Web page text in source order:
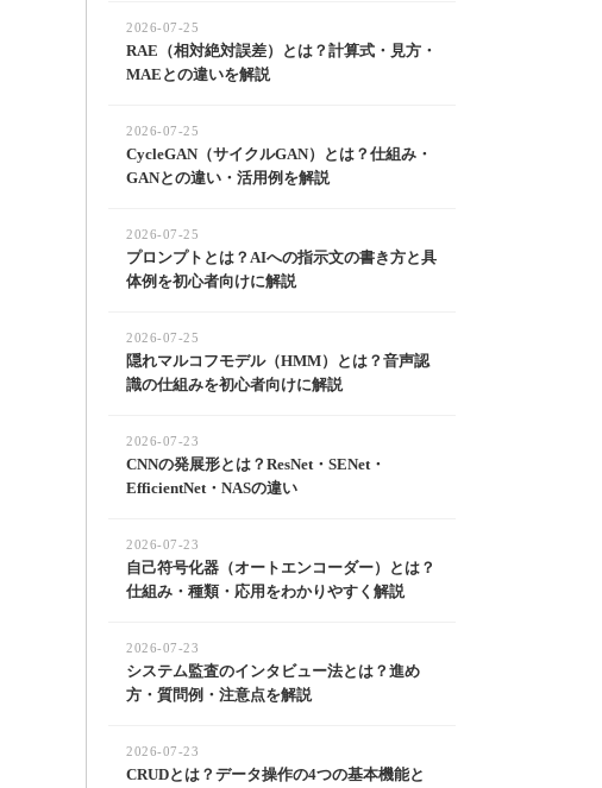
RAE（相対絶対誤差）とは？計算式・見方・
MAEとの違いを解説
2026-07-25
CycleGAN（サイクルGAN）とは？仕組み・
GANとの違い・活用例を解説
2026-07-25
プロンプトとは？AIへの指示文の書き方と具
体例を初心者向けに解説
2026-07-25
隠れマルコフモデル（HMM）とは？音声認
識の仕組みを初心者向けに解説
2026-07-25
CNNの発展形とは？ResNet・SENet・
EfficientNet・NASの違い
2026-07-23
自己符号化器（オートエンコーダー）とは？
仕組み・種類・応用をわかりやすく解説
2026-07-23
システム監査のインタビュー法とは？進め
方・質問例・注意点を解説
2026-07-23
CRUDとは？データ操作の4つの基本機能と
2026-07-23